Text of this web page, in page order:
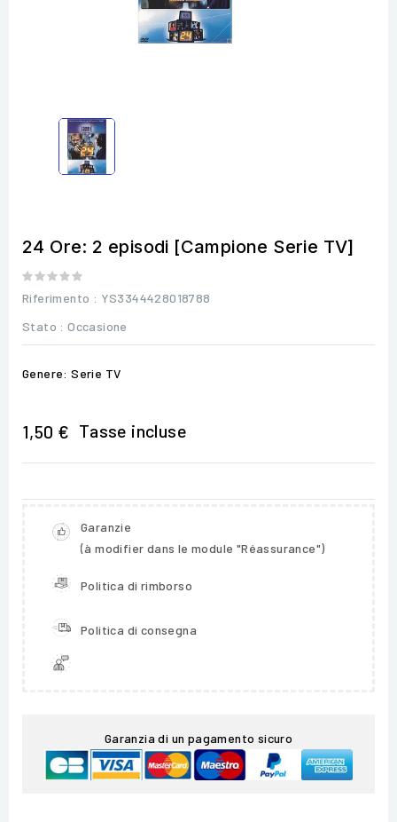
24 Ore: 2 episodi [Campione Serie TV]
Riferimento : YS3344428018788
Stato : Occasione
Genere: Serie TV
1,50 € Tasse incluse
Garanzie
(à modifier dans le module "Réassurance")
Politica di rimborso
Politica di consegna
Garanzia di un pagamento sicuro